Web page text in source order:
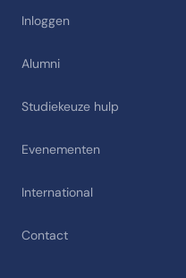
Inloggen
Alumni
Studiekeuze hulp
Evenementen
International
Contact